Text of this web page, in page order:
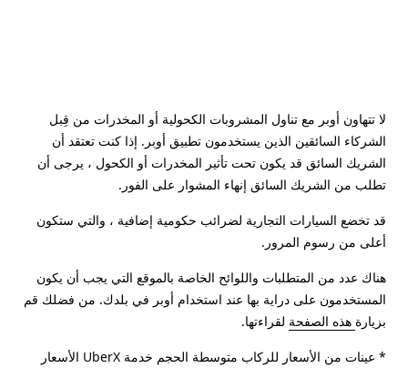
لا تتهاون أوبر مع تناول المشروبات الكحولية أو المخدرات من قِبل
الشركاء السائقين الذين يستخدمون تطبيق أوبر. إذا كنت تعتقد أن
الشريك السائق قد يكون تحت تأثير المخدرات أو الكحول ، يرجى أن
تطلب من الشريك السائق إنهاء المشوار على الفور.
قد تخضع السيارات التجارية لضرائب حكومية إضافية ، والتي ستكون
أعلى من رسوم المرور.
هناك عدد من المتطلبات واللوائح الخاصة بالموقع التي يجب أن يكون
المستخدمون على دراية بها عند استخدام أوبر في بلدك. من فضلك قم
بزيارة هذه الصفحة لقراءتها.
* عينات من الأسعار للركاب متوسطة الحجم خدمة UberX الأسعار